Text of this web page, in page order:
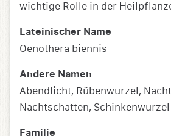
wichtige Rolle in der
Lateinischer Name
Oenothera biennis
Andere Namen
Abendlicht, Rübenwurzel,
Nachtschatten, Schinkenwurzel
Familie